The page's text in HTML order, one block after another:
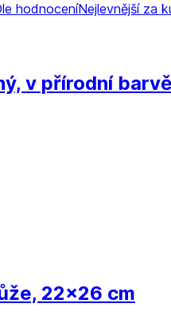
hodnoceníNejlevnější za
v přírodní
22x26 cm